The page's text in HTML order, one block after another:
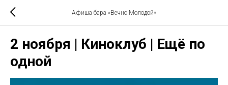
Афиша бара «Вечно Молодой»
2 ноября | Киноклуб | Ещё по
одной